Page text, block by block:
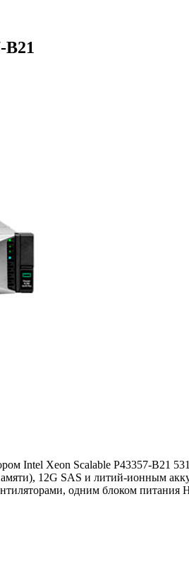
B21
Intel Xeon Scalable P43357-B21
12G SAS и литий-ионным
одним блоком